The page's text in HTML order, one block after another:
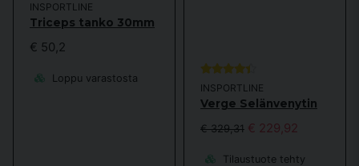
INSPORTLINE
Triceps tanko 30mm
€ 50,2
Loppu varastosta
INSPORTLINE
Verge Selänvenytin
€ 329,31 € 229,92
Tilaustuote tehty